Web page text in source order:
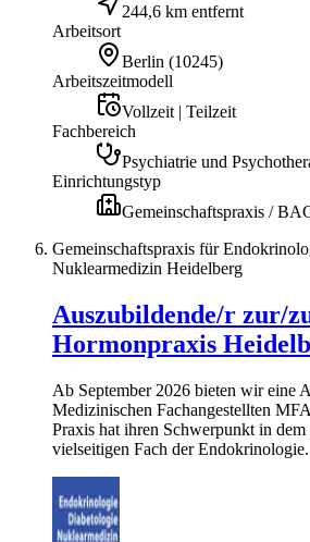
244,6 km entfernt
Arbeitsort
Berlin (10245)
Arbeitszeitmodell
Vollzeit | Teilzeit
Fachbereich
Psychiatrie und
Einrichtungstyp
Gemeinschaftspraxis /
Gemeinschaftspraxis für
Nuklearmedizin Heidelberg
Auszubildende/r zur/
Hormonpraxis
Ab September 2026 bieten wir eine
Medizinischen Fachangestellten
Praxis hat ihren Schwerpunkt in dem
vielseitigen Fach der